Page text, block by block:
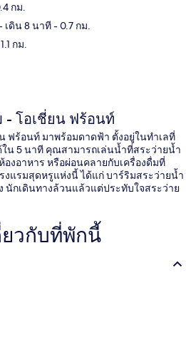
กม.
เดิน 8 นาที- 0.7 กม.
กม.
- โอเชี่ยน ฟร้อนท์
ฟร้อนท์ มาพร้อมดาดฟ้า ตั้งอยู่ในทำเลที่
ใน 5 นาที คุณสามารถเล่นน้ำที่สระว่ายน้ำ
งอาหาร หรือผ่อนคลายกับเครื่องดื่มที่
งแรมสุดหรูแห่งนี้ ได้แก่ บาร์ริมสระว่ายน้ำ
นักเดินทางล้วนแล้วแต่ประทับใจสระว่าย
ยวกับที่พักนี้